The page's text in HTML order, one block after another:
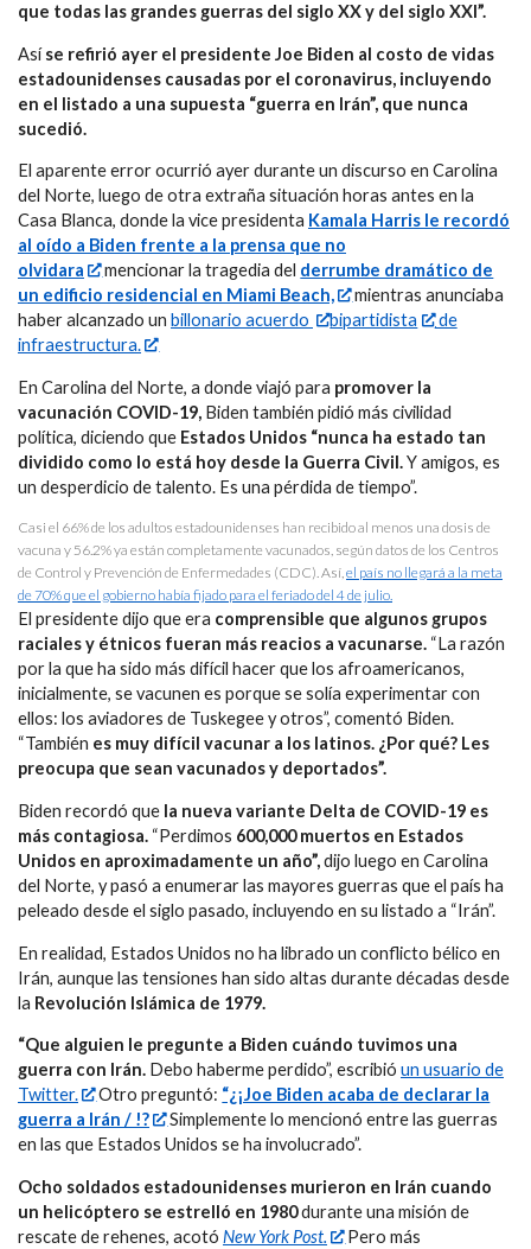
que todas las grandes guerras del siglo XX y del siglo XXI”.
Asíse refirió ayer el presidente Joe Biden al costo de vidas
estadounidenses causadas por el coronavirus, incluyendo
en el listado a una supuesta “guerra en Irán”, que nunca
sucedió.
El aparente error ocurrió ayer durante un discurso en Carolina
del Norte, luego de otra extraña situación horas antes en la
Casa Blanca, donde la vice presidenta Kamala Harris le recordó
al oído a Biden frente a la prensa que no
olvidara
mencionar la tragedia del derrumbe dramático de
un edificio residencial en Miami Beach,
mientras anunciaba
haber alcanzado un billonario acuerdo bipartidista
de
infraestructura.
En Carolina del Norte, a donde viajó para promover la
vacunación COVID-19, Biden también pidió más civilidad
política, diciendo que Estados Unidos “nunca ha estado tan
dividido como lo está hoy desde la Guerra Civil.Y amigos, es
un desperdicio de talento. Es una pérdida de tiempo”.
Casi el 66% de los adultos estadounidenses han recibido al menos una dosis de
vacuna y 56.2% ya están completamente vacunados, según datos de los Centros
de Control y Prevención de Enfermedades (CDC). Así,el país no llegará a la meta
de 70% que el gobierno había fijado para el feriado del 4 de julio.
El presidente dijo que era comprensible que algunos grupos
raciales y étnicos fueran más reacios a vacunarse. “La razón
por la que ha sido más difícil hacer que los afroamericanos,
inicialmente, se vacunen es porque se solía experimentar con
ellos: los aviadores de Tuskegee y otros”, comentó Biden.
“También es muy difícil vacunar a los latinos. ¿Por qué? Les
preocupa que sean vacunados y deportados”.
Biden recordó que la nueva variante Delta de COVID-19 es
más contagiosa. “Perdimos 600,000 muertos en Estados
Unidos en aproximadamente un año”,dijo luego en Carolina
del Norte, y pasó a enumerar las mayores guerras que el país ha
peleado desde el siglo pasado, incluyendo en su listado a “Irán”.
En realidad, Estados Unidos no ha librado un conflicto bélico en
Irán, aunque las tensiones han sido altas durante décadas desde
la Revolución Islámica de 1979.
“Que alguien le pregunte a Biden cuándo tuvimos una
guerra con Irán. Debo haberme perdido”, escribió un usuario de
Twitter.
Otro preguntó: “¿¡Joe Biden acaba de declarar la
guerra a Irán / !?
Simplemente lo mencionó entre las guerras
en las que Estados Unidos se ha involucrado”.
Ocho soldados estadounidenses murieron en Irán cuando
un helicóptero se estrelló en 1980durante una misión de
rescate de rehenes, acotó New York Post.
Pero más